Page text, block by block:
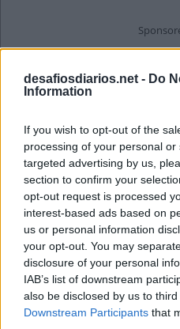
desafiosdiarios.net - Do
Information
If you wish to opt-out of the
processing of your personal
targeted advertising by us,
section to confirm your
opt-out request is processed
interest-based ads based on
us or personal information
your opt-out. You may
disclosure of your personal
IAB’s list of downstream
also be disclosed by us to
Downstream Participants that